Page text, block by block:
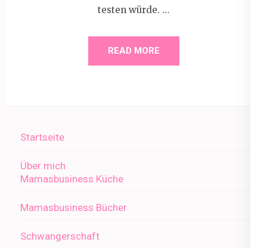
testen würde. …
READ MORE
Startseite
Über mich
Mamasbusiness Küche
Mamasbusiness Bücher
Schwangerschaft